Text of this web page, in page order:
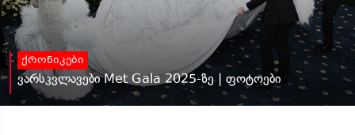
ქრონიკები
ვარსკვლავები Met Gala 2025-ზე | ფოტოები